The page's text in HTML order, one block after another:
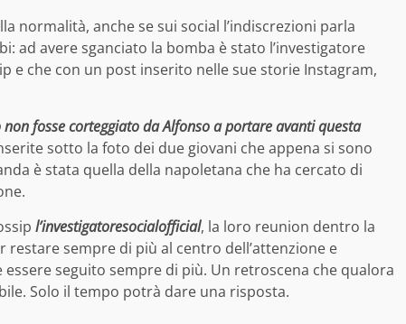
normalità, anche se sui social l’indiscrezioni parla
ad avere sganciato la bomba è stato l’investigatore
e che con un post inserito nelle sue storie Instagram,
fosse corteggiato da Alfonso a portare avanti questa
sotto la foto dei due giovani che appena si sono
è stata quella della napoletana che ha cercato di
l’investigatoresocialofficial, la loro reunion dentro la
restare sempre di più al centro dell’attenzione e
seguito sempre di più. Un retroscena che qualora
Solo il tempo potrà dare una risposta.